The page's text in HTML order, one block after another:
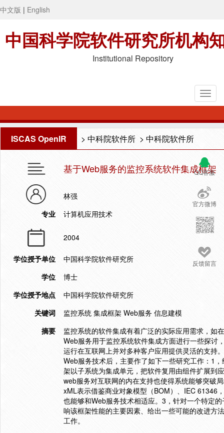
中文版 | English
中国科学院软件研究所机构
Institutional Repository
ISCAS OpenIR > 中科院软件所 > 中科院软件所
QQ客服
官方微博
反馈留言
基于Web服务的监控系统软件集成框架
林强
专业
计算机应用技术
2004
学位授予单位
中国科学院软件研究所
学位
博士
学位授予地点
中国科学院软件研究所
关键词
监控系统 集成框架 Web服务 信息建模
摘要
监控系统的软件集成有着广泛的实际应用需求，如
Web服务用于监控系统软件集成方面进行一些探讨
运行在互联网上并对多种客户应用提供灵活的支持
Web服务技术后，主要作了如下一些研究工作：1
架以子系统为集成单元，把软件复用由组件扩展到
web服务对互联网的内在支持也使得系统能够突破
xML表示借鉴商业对象模型（BOM）、IEC 61346
也能够和Web服务技术相适应。3，针对一个特定
响该框架性能的主要因素、给出一些可能的改进方
工作。